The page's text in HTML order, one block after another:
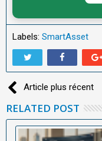
Labels: SmartAsset
Article plus récent
RELATED POST